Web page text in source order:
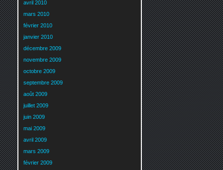
avril 2010
mars 2010
février 2010
janvier 2010
décembre 2009
novembre 2009
octobre 2009
septembre 2009
août 2009
juillet 2009
juin 2009
mai 2009
avril 2009
mars 2009
février 2009